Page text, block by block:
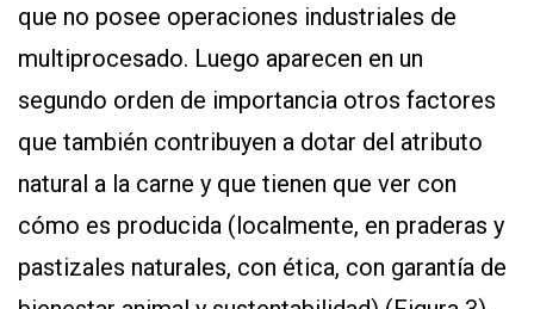
que no posee operaciones industriales de
multiprocesado. Luego aparecen en un
segundo orden de importancia otros factores
que también contribuyen a dotar del atributo
natural a la carne y que tienen que ver con
cómo es producida (localmente, en praderas y
pastizales naturales, con ética, con garantía de